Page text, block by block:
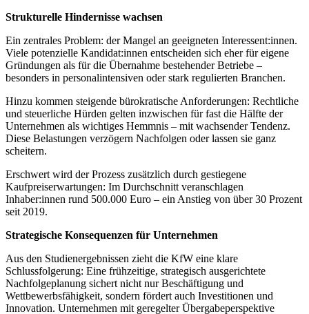
Strukturelle Hindernisse wachsen
Ein zentrales Problem: der Mangel an geeigneten Interessent:innen.
Viele potenzielle Kandidat:innen entscheiden sich eher für eigene
Gründungen als für die Übernahme bestehender Betriebe –
besonders in personalintensiven oder stark regulierten Branchen.
Hinzu kommen steigende bürokratische Anforderungen: Rechtliche
und steuerliche Hürden gelten inzwischen für fast die Hälfte der
Unternehmen als wichtiges Hemmnis – mit wachsender Tendenz.
Diese Belastungen verzögern Nachfolgen oder lassen sie ganz
scheitern.
Erschwert wird der Prozess zusätzlich durch gestiegene
Kaufpreiserwartungen: Im Durchschnitt veranschlagen
Inhaber:innen rund 500.000 Euro – ein Anstieg von über 30 Prozent
seit 2019.
Strategische Konsequenzen für Unternehmen
Aus den Studienergebnissen zieht die KfW eine klare
Schlussfolgerung: Eine frühzeitige, strategisch ausgerichtete
Nachfolgeplanung sichert nicht nur Beschäftigung und
Wettbewerbsfähigkeit, sondern fördert auch Investitionen und
Innovation. Unternehmen mit geregelter Übergabeperspektive